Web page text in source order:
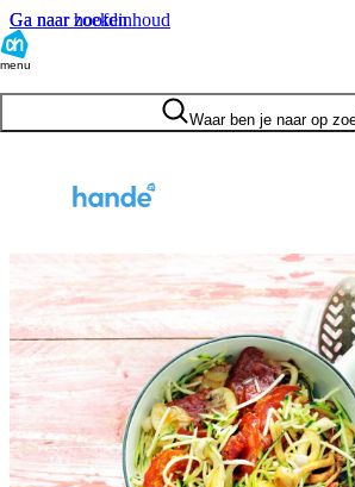
Ga naar hoofdinhoud
Ga naar zoeken
menu
Waar ben je naar op